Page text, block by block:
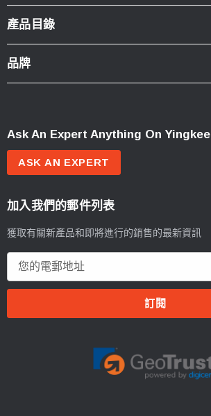
產品目錄
品牌
Ask An Expert Anything On Yingkee
ASK AN EXPERT
加入我們的郵件列表
獲取有關新產品和即將進行的銷售的最新資訊
郵